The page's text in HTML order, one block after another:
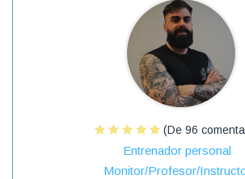
(De 96
Entrenador personal
Monitor/Profesor/